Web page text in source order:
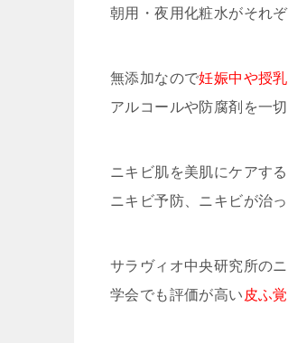
朝用・夜用化粧水がそれ
無添加なので妊娠中や授
アルコールや防腐剤を一
ニキビ肌を美肌にケアす
ニキビ予防、ニキビが治
サラヴィオ中央研究所の
学会でも評価が高い 皮ふ